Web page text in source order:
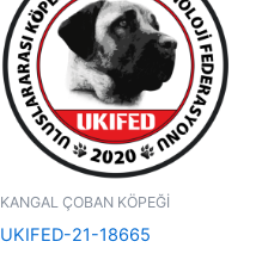
KANGAL ÇOBAN KÖPEĞİ
UKIFED-21-18665